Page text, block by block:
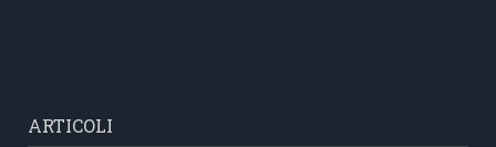
ARTICOLI